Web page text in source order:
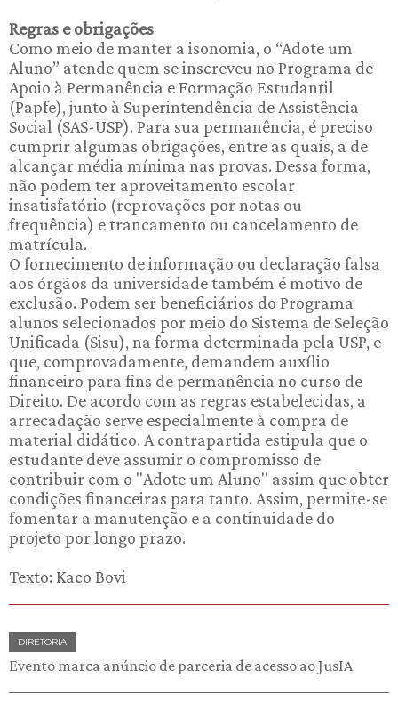
Regras e obrigações
Como meio de manter a isonomia, o “Adote um
Aluno” atende quem se inscreveu no Programa de
Apoio à Permanência e Formação Estudantil
(Papfe), junto à Superintendência de Assistência
Social (SAS-USP). Para sua permanência, é preciso
cumprir algumas obrigações, entre as quais, a de
alcançar média mínima nas provas. Dessa forma,
não podem ter aproveitamento escolar
insatisfatório (reprovações por notas ou
frequência) e trancamento ou cancelamento de
matrícula.
O fornecimento de informação ou declaração falsa
aos órgãos da universidade também é motivo de
exclusão. Podem ser beneficiários do Programa
alunos selecionados por meio do Sistema de Seleção
Unificada (Sisu), na forma determinada pela USP, e
que, comprovadamente, demandem auxílio
financeiro para fins de permanência no curso de
Direito. De acordo com as regras estabelecidas, a
arrecadação serve especialmente à compra de
material didático. A contrapartida estipula que o
estudante deve assumir o compromisso de
contribuir com o "Adote um Aluno" assim que obter
condições financeiras para tanto. Assim, permite-se
fomentar a manutenção e a continuidade do
projeto por longo prazo.
Texto: Kaco Bovi
DIRETORIA
Evento marca anúncio de parceria de acesso ao JusIA